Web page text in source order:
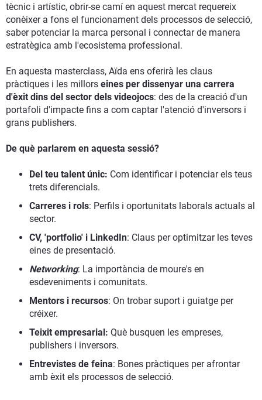
tècnic i artístic, obrir-se camí en aquest mercat requereix
conèixer a fons el funcionament dels processos de selecció,
saber potenciar la marca personal i connectar de manera
estratègica amb l'ecosistema professional.
En aquesta masterclass, Aïda ens oferirà les claus
pràctiques i les millors eines per dissenyar una carrera
d'èxit dins del sector dels videojocs: des de la creació d'un
portafoli d'impacte fins a com captar l'atenció d'inversors i
grans publishers.
De què parlarem en aquesta sessió?
Del teu talent únic: Com identificar i potenciar els teus
trets diferencials.
Carreres i rols: Perfils i oportunitats laborals actuals al
sector.
CV, 'portfolio' i LinkedIn: Claus per optimitzar les teves
eines de presentació.
Networking: La importància de moure's en
esdeveniments i comunitats.
Mentors i recursos: On trobar suport i guiatge per
créixer.
Teixit empresarial: Què busquen les empreses,
publishers i inversors.
Entrevistes de feina: Bones pràctiques per afrontar
amb èxit els processos de selecció.